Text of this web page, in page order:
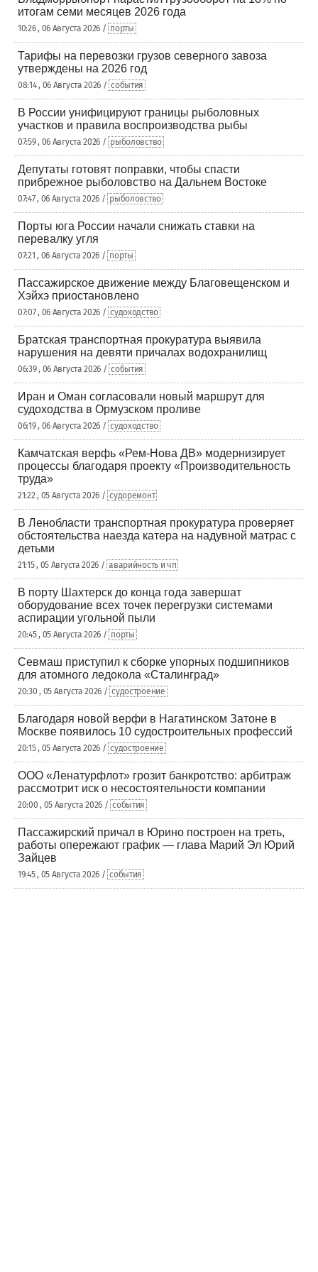
итогам семи месяцев 2026 года
10:26 , 06 Августа 2026 / порты
Тарифы на перевозки грузов северного завоза
утверждены на 2026 год
08:14 , 06 Августа 2026 / события
В России унифицируют границы рыболовных
участков и правила воспроизводства рыбы
07:59 , 06 Августа 2026 / рыболовство
Депутаты готовят поправки, чтобы спасти
прибрежное рыболовство на Дальнем Востоке
07:47 , 06 Августа 2026 / рыболовство
Порты юга России начали снижать ставки на
перевалку угля
07:21 , 06 Августа 2026 / порты
Пассажирское движение между Благовещенском и
Хэйхэ приостановлено
07:07 , 06 Августа 2026 / судоходство
Братская транспортная прокуратура выявила
нарушения на девяти причалах водохранилищ
06:39 , 06 Августа 2026 / события
Иран и Оман согласовали новый маршрут для
судоходства в Ормузском проливе
06:19 , 06 Августа 2026 / судоходство
Камчатская верфь «Рем-Нова ДВ» модернизирует
процессы благодаря проекту «Производительность
труда»
21:22 , 05 Августа 2026 / судоремонт
В Ленобласти транспортная прокуратура проверяет
обстоятельства наезда катера на надувной матрас с
детьми
21:15 , 05 Августа 2026 / аварийность и чп
В порту Шахтерск до конца года завершат
оборудование всех точек перегрузки системами
аспирации угольной пыли
20:45 , 05 Августа 2026 / порты
Севмаш приступил к сборке упорных подшипников
для атомного ледокола «Сталинград»
20:30 , 05 Августа 2026 / судостроение
Благодаря новой верфи в Нагатинском Затоне в
Москве появилось 10 судостроительных профессий
20:15 , 05 Августа 2026 / судостроение
ООО «Ленатурфлот» грозит банкротство: арбитраж
рассмотрит иск о несостоятельности компании
20:00 , 05 Августа 2026 / события
Пассажирский причал в Юрино построен на треть,
работы опережают график — глава Марий Эл Юрий
Зайцев
19:45 , 05 Августа 2026 / события